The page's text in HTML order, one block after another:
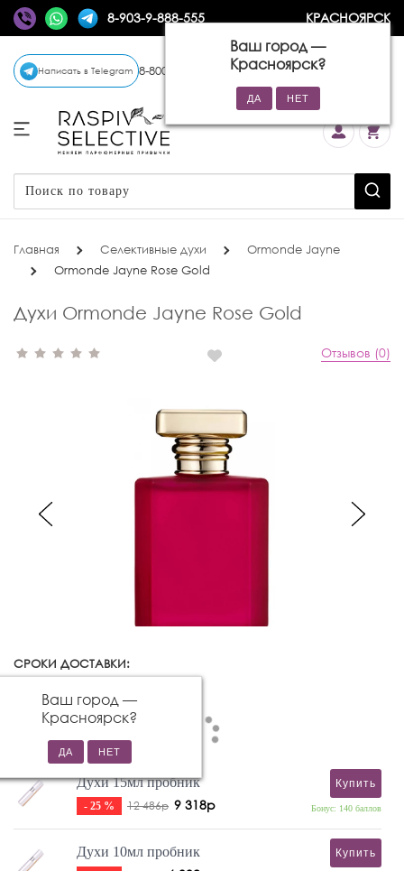
8-903-9-888-555 КРАСНОЯРСК
Ваш город —
Красноярск?
Написать в Telegram 8-800-770-72-34 (бесплатно)
Главная Селективные духи
Ormonde Jayne
Ormonde Jayne Rose Gold
Духи Ormonde Jayne Rose Gold
Отзывов (0)
СРОКИ ДОСТАВКИ:
Ваш город —
Красноярск?
Духи 15мл пробник
- 25 % 12 486р 9 318р
Купить
Бонус: 140 баллов
Духи 10мл пробник Купить